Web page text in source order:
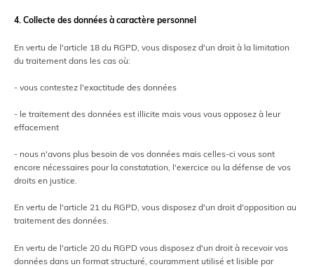
4. Collecte des données à caractère personnel
En vertu de l'article 18 du RGPD, vous disposez d'un droit à la limitation
du traitement dans les cas où:
- vous contestez l'exactitude des données
- le traitement des données est illicite mais vous vous opposez à leur
effacement
- nous n'avons plus besoin de vos données mais celles-ci vous sont
encore nécessaires pour la constatation, l'exercice ou la défense de vos
droits en justice.
En vertu de l'article 21 du RGPD, vous disposez d'un droit d'opposition au
traitement des données.
En vertu de l'article 20 du RGPD vous disposez d'un droit à recevoir vos
données dans un format structuré, couramment utilisé et lisible par